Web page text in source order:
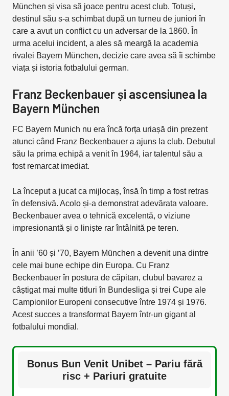
München și visa să joace pentru acest club. Totuși,
destinul său s-a schimbat după un turneu de juniori în
care a avut un conflict cu un adversar de la 1860. În
urma acelui incident, a ales să meargă la academia
rivalei Bayern München, decizie care avea să îi schimbe
viața și istoria fotbalului german.
Franz Beckenbauer și ascensiunea la
Bayern München
FC Bayern Munich nu era încă forța uriașă din prezent
atunci când Franz Beckenbauer a ajuns la club. Debutul
său la prima echipă a venit în 1964, iar talentul său a
fost remarcat imediat.
La început a jucat ca mijlocaș, însă în timp a fost retras
în defensivă. Acolo și-a demonstrat adevărata valoare.
Beckenbauer avea o tehnică excelentă, o viziune
impresionantă și o liniște rar întâlnită pe teren.
În anii ’60 și ’70, Bayern München a devenit una dintre
cele mai bune echipe din Europa. Cu Franz
Beckenbauer în postura de căpitan, clubul bavarez a
câștigat mai multe titluri în Bundesliga și trei Cupe ale
Campionilor Europeni consecutive între 1974 și 1976.
Acest succes a transformat Bayern într-un gigant al
fotbalului mondial.
Bonus Bun Venit Unibet – Pariu fără
risc + Pariuri gratuite